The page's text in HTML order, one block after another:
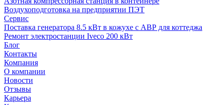
Воздухоподготовка на предприятии ПЭТ
Сервис
Поставка генератора 8.5 кВт в кожухе с АВР для коттеджа
Ремонт электростанции Iveco 200 кВт
Блог
Контакты
Компания
О компании
Новости
Отзывы
Карьера